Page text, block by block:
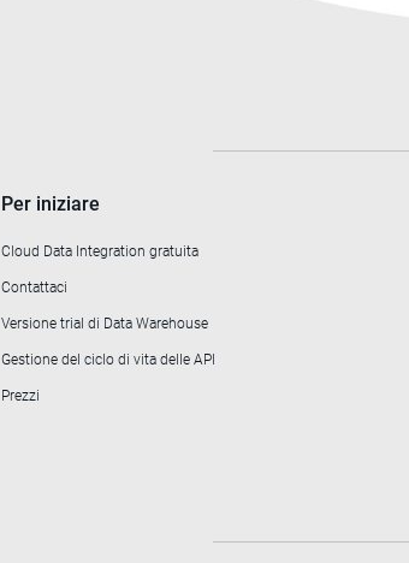
Per iniziare
Cloud Data Integration gratuita
Contattaci
Versione trial di Data Warehouse
Gestione del ciclo di vita delle API
Prezzi